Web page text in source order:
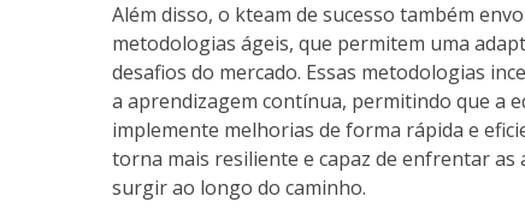
Além disso, o kteam de sucesso também
metodologias ágeis, que permitem uma
desafios do mercado. Essas metodologias
a aprendizagem contínua, permitindo que a
implemente melhorias de forma rápida e
torna mais resiliente e capaz de enfrentar as
surgir ao longo do caminho.